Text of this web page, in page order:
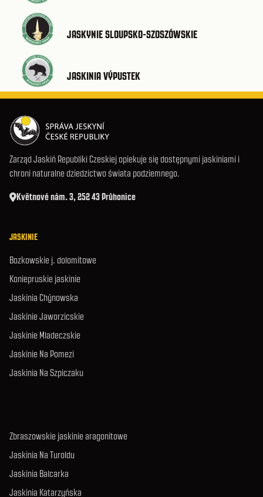
JASKYNIE SLOUPSKO-SZOSZÓWSKIE
JASKINIA VÝPUSTEK
Zarząd Jaskiń Republiki Czeskiej opiekuje się dostępnymi jaskiniami i
chroni naturalne dziedzictwo świata podziemnego.
Květnové nám. 3, 252 43 Průhonice
JASKINIE
Bozkowskie j. dolomitowe
Koniepruskie jaskinie
Jaskinia Chýnowska
Jaskinie Jaworzicskie
Jaskinie Mladeczskie
Jaskinie Na Pomezi
Jaskinia Na Szpiczaku
Zbraszowskie jaskinie aragonitowe
Jaskinia Na Turoldu
Jaskinia Balcarka
Jaskinia Katarzyńska